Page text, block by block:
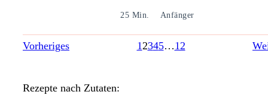
25 Min. Anfänger
Vorheriges 12345…12
Rezepte nach Zutaten: